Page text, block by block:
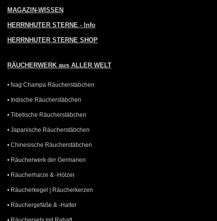
MAGAZIN-WISSEN
HERRNHUTER STERNE - Info
HERRNHUTER STERNE SHOP
RÄUCHERWERK aus ALLER WELT
• Nag Champa Räucherstäbchen
• Indische Räucherstäbchen
• Tibetische Räucherstäbchen
• Japanische Räucherstäbchen
• Chinesische Räucherstäbchen
• Räucherwerk der Germanen
• Räucherharze & -Hölzer
• Räucherkegel | Räucherkerzen
• Räuchergefäße & -Halter